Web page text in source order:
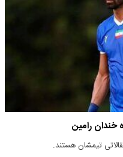
خندان رامین
تیمشان هستند.